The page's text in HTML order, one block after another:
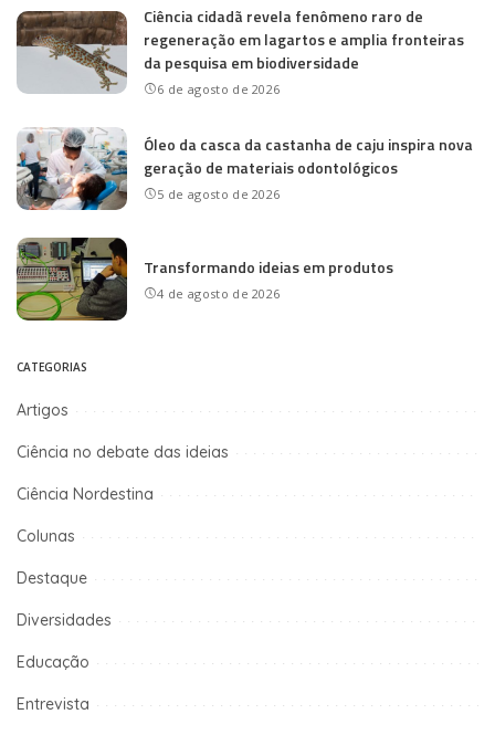
Ciência cidadã revela fenômeno raro de
regeneração em lagartos e amplia fronteiras
da pesquisa em biodiversidade
6 de agosto de 2026
Óleo da casca da castanha de caju inspira nova
geração de materiais odontológicos
5 de agosto de 2026
Transformando ideias em produtos
4 de agosto de 2026
CATEGORIAS
Artigos
Ciência no debate das ideias
Ciência Nordestina
Colunas
Destaque
Diversidades
Educação
Entrevista